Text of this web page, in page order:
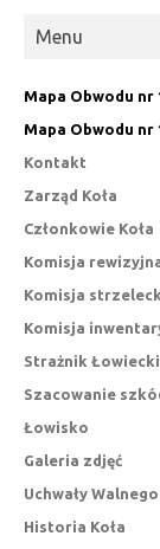
Menu
Mapa Obwodu nr
Mapa Obwodu nr
Kontakt
Zarząd Koła
Członkowie Koła
Komisja
Komisja
Komisja
Strażnik Łowiecki
Szacowanie
Łowisko
Galeria zdjęć
Uchwały
Historia Koła